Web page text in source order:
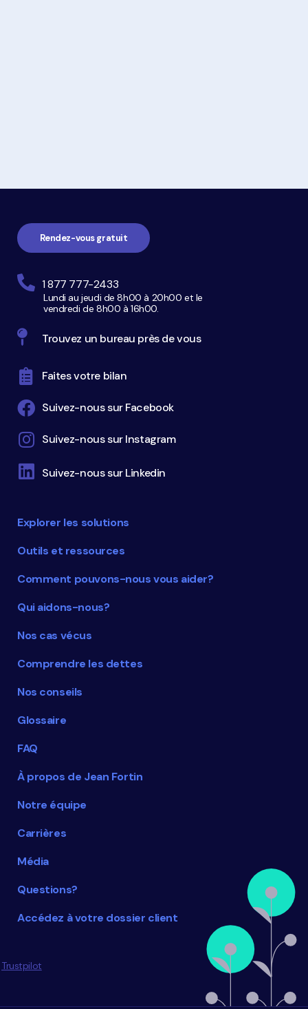
page
Explorer les solutions
Outils et ressources
Comment pouvons-nous vous aider?
Qui aidons-nous?
Nos cas vécus
Comprendre les dettes
Nos conseils
Glossaire
FAQ
À propos de Jean Fortin
Notre équipe
Carrières
Média
Questions?
Accédez à votre dossier client
Trustpilot
Rendez-vous gratuit
1 877 777-2433
Lundi au jeudi de 8h00 à 20h00 et le
vendredi de 8h00 à 16h00.
Trouvez un bureau près de vous
Faites votre bilan
Suivez-nous sur Facebook
Suivez-nous sur Instagram
Suivez-nous sur Linkedin